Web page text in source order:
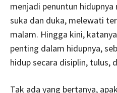
menjadi penuntun
suka dan duka, melewati
malam. Hingga kini,
penting dalam hidupnya,
hidup secara disiplin, tulus,
Tak ada yang bertanya,